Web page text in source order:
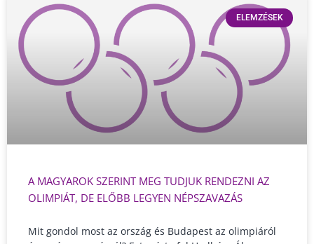
ELEMZÉSEK
A MAGYAROK SZERINT MEG TUDJUK RENDEZNI AZ
OLIMPIÁT, DE ELŐBB LEGYEN NÉPSZAVAZÁS
Mit gondol most az ország és Budapest az olimpiáról